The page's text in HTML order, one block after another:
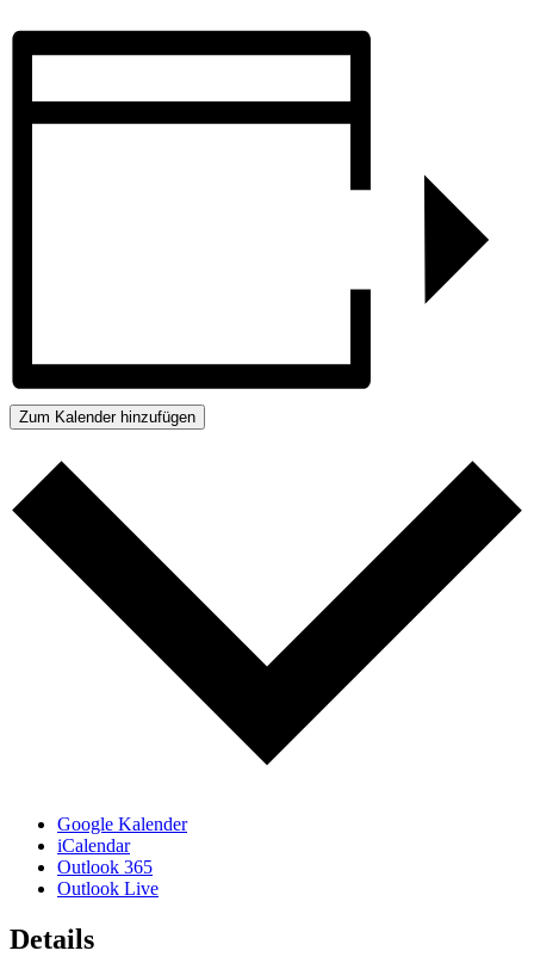
Zum Kalender hinzufügen
Google Kalender
iCalendar
Outlook 365
Outlook Live
Details